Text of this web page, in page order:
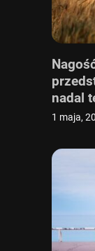
nadal
1 maja,